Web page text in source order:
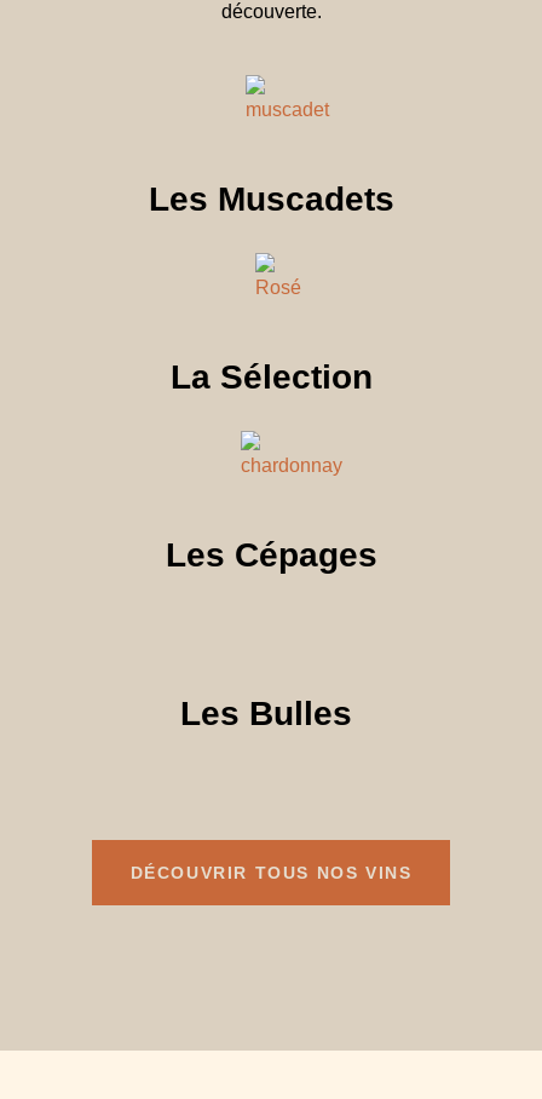
découverte.
Les Muscadets
La Sélection
Les Cépages
Les Bulles
DÉCOUVRIR TOUS NOS VINS